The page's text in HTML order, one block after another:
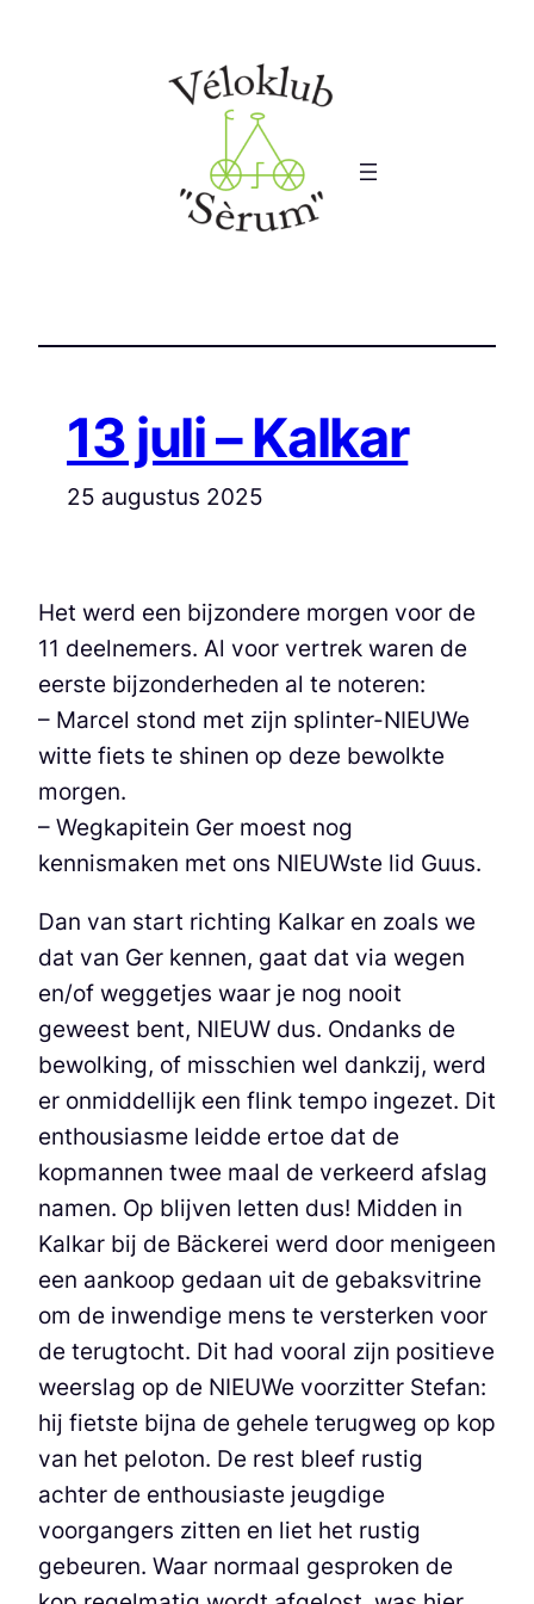
13 juli – Kalkar
25 augustus 2025
Het werd een bijzondere morgen voor de
11 deelnemers. Al voor vertrek waren de
eerste bijzonderheden al te noteren:
– Marcel stond met zijn splinter-NIEUWe
witte fiets te shinen op deze bewolkte
morgen.
– Wegkapitein Ger moest nog
kennismaken met ons NIEUWste lid Guus.
Dan van start richting Kalkar en zoals we
dat van Ger kennen, gaat dat via wegen
en/of weggetjes waar je nog nooit
geweest bent, NIEUW dus. Ondanks de
bewolking, of misschien wel dankzij, werd
er onmiddellijk een flink tempo ingezet. Dit
enthousiasme leidde ertoe dat de
kopmannen twee maal de verkeerd afslag
namen. Op blijven letten dus! Midden in
Kalkar bij de Bäckerei werd door menigeen
een aankoop gedaan uit de gebaksvitrine
om de inwendige mens te versterken voor
de terugtocht. Dit had vooral zijn positieve
weerslag op de NIEUWe voorzitter Stefan:
hij fietste bijna de gehele terugweg op kop
van het peloton. De rest bleef rustig
achter de enthousiaste jeugdige
voorgangers zitten en liet het rustig
gebeuren. Waar normaal gesproken de